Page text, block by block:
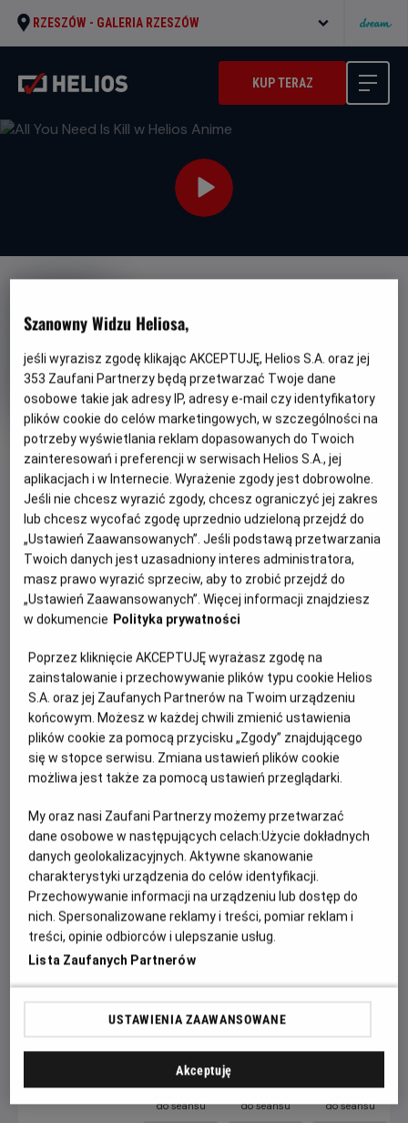
RZESZÓW - GALERIA RZESZÓW
KUP TERAZ
OBSERWUJ
All You Need Is Kill w Helios
Anime
Oryginalny
tytuł
All You Need Is Kill Gatunek
Anime
Minimalny
wiek
Od 10 lat
Czas
trwania
93 min
REŻYSERIA
Ken'ichirô Akimoto
SCENARIUSZ
Yûichirô Kido, Hiroshi
Sakurazaka
OBSADA
Natsuki Hanae, Ai Mikami, Hiccorohee, Kana Hanazawa, Mô
Chûgakusei
WIĘCEJ SZCZEGÓŁÓW
OPIS WYDARZENIA
ALL YOU NEED IS KILL opowiada historię Rity, młodej
kobiety z 20XX roku pomagającej w odbudowie Japonii, po
tym, jak pojawił się tajemniczy, ogromny kwiat pochodzenia
Kiedy kwiat niespodziewanie zakwita i uwalnia przerażające
stworzenia mordujące wszystkich ludzi na swojej drodze,
Rita staje się jedną z ofiar. Niespodziewanie jednak budzi
się, powtarzając ten sądny dzień. I znowu. Uwięziona w
pętli czasu Rita próbuje radzić sobie z traumatycznymi
przeżyciami, aż spotyka nieśmiałego Kenjiego, który
również został uwięziony w pętli czasu. Razem próbują
wyrwać się z pułapki i odnaleźć cel w otaczającym ich
chaosie.
WIDZOWIE POKAZÓW W RAMACH PROJEKTU HELIOS
ANIME OTRZYMAJĄ SPECJALNĄ POCZTÓWKĘ Z KADREM
FILMOWYM. OFERTA WAŻNA DO WYCZERPANIA
ZAPASÓW!
14 dni +
do seansu
8-13 dni
do seansu
4-7 dni
do seansu
Szanowny Widzu Heliosa,
jeśli wyrazisz zgodę klikając AKCEPTUJĘ, Helios S.A. oraz jej
353 Zaufani Partnerzy będą przetwarzać Twoje dane
osobowe takie jak adresy IP, adresy e-mail czy identyfikatory
plików cookie do celów marketingowych, w szczególności na
potrzeby wyświetlania reklam dopasowanych do Twoich
zainteresowań i preferencji w serwisach Helios S.A., jej
aplikacjach i w Internecie. Wyrażenie zgody jest dobrowolne.
Jeśli nie chcesz wyrazić zgody, chcesz ograniczyć jej zakres
lub chcesz wycofać zgodę uprzednio udzieloną przejdź do
„Ustawień Zaawansowanych”. Jeśli podstawą przetwarzania
Twoich danych jest uzasadniony interes administratora,
masz prawo wyrazić sprzeciw, aby to zrobić przejdź do
„Ustawień Zaawansowanych”. Więcej informacji znajdziesz
w dokumencie Polityka prywatności
Poprzez kliknięcie AKCEPTUJĘ wyrażasz zgodę na
zainstalowanie i przechowywanie plików typu cookie Helios
S.A. oraz jej Zaufanych Partnerów na Twoim urządzeniu
końcowym. Możesz w każdej chwili zmienić ustawienia
plików cookie za pomocą przycisku „Zgody” znajdującego
się w stopce serwisu. Zmiana ustawień plików cookie
możliwa jest także za pomocą ustawień przeglądarki.
My oraz nasi Zaufani Partnerzy możemy przetwarzać
dane osobowe w następujących celach:Użycie dokładnych
danych geolokalizacyjnych. Aktywne skanowanie
charakterystyki urządzenia do celów identyfikacji.
Przechowywanie informacji na urządzeniu lub dostęp do
nich. Spersonalizowane reklamy i treści, pomiar reklam i
treści, opinie odbiorców i ulepszanie usług.
Lista Zaufanych Partnerów
USTAWIENIA ZAAWANSOWANE
Akceptuję